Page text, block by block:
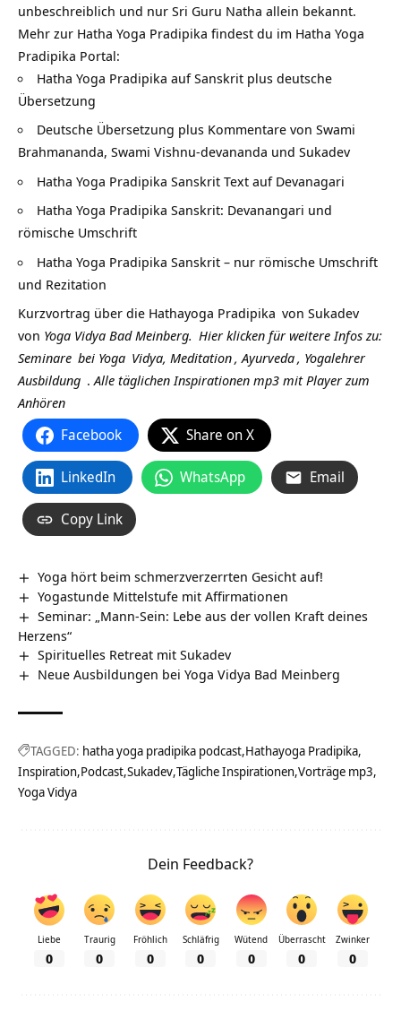
unbeschreiblich und nur Sri Guru Natha allein bekannt.
Mehr zur Hatha Yoga Pradipika findest du im Hatha Yoga
Pradipika Portal:
Hatha Yoga Pradipika auf Sanskrit plus deutsche
Übersetzung
Deutsche Übersetzung plus Kommentare von Swami
Brahmananda, Swami Vishnu-devananda und Sukadev
Hatha Yoga Pradipika Sanskrit Text auf Devanagari
Hatha Yoga Pradipika Sanskrit: Devanangari und
römische Umschrift
Hatha Yoga Pradipika Sanskrit – nur römische Umschrift
und Rezitation
Kurzvortrag über die Hathayoga Pradipika von Sukadev
von Yoga Vidya Bad Meinberg. Hier klicken für weitere Infos zu:
Seminare bei Yoga Vidya, Meditation,Ayurveda, Yogalehrer
Ausbildung .Alle täglichen Inspirationen mp3 mit Player zum
Anhören
Facebook Share on X
LinkedIn WhatsApp Email
Copy Link
Yoga hört beim schmerzverzerrten Gesicht auf!
Yogastunde Mittelstufe mit Affirmationen
Seminar: „Mann-Sein: Lebe aus der vollen Kraft deines
Herzens“
Spirituelles Retreat mit Sukadev
Neue Ausbildungen bei Yoga Vidya Bad Meinberg
TAGGED: hatha yoga pradipika podcast Hathayoga Pradipika
Inspiration Podcast Sukadev Tägliche Inspirationen Vorträge mp3
Yoga Vidya
Dein Feedback?
Liebe
0
Traurig
0
Fröhlich
0
Schläfrig
0
Wütend
0
Überrascht
0
Zwinker
0